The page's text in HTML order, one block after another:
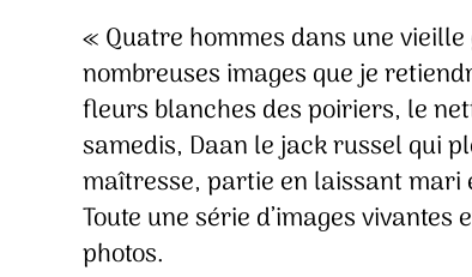
« Quatre hommes dans une
nombreuses images que je
fleurs blanches des poiriers, le
samedis, Daan le jack russel qui
maîtresse, partie en laissant
Toute une série d’images
photos.